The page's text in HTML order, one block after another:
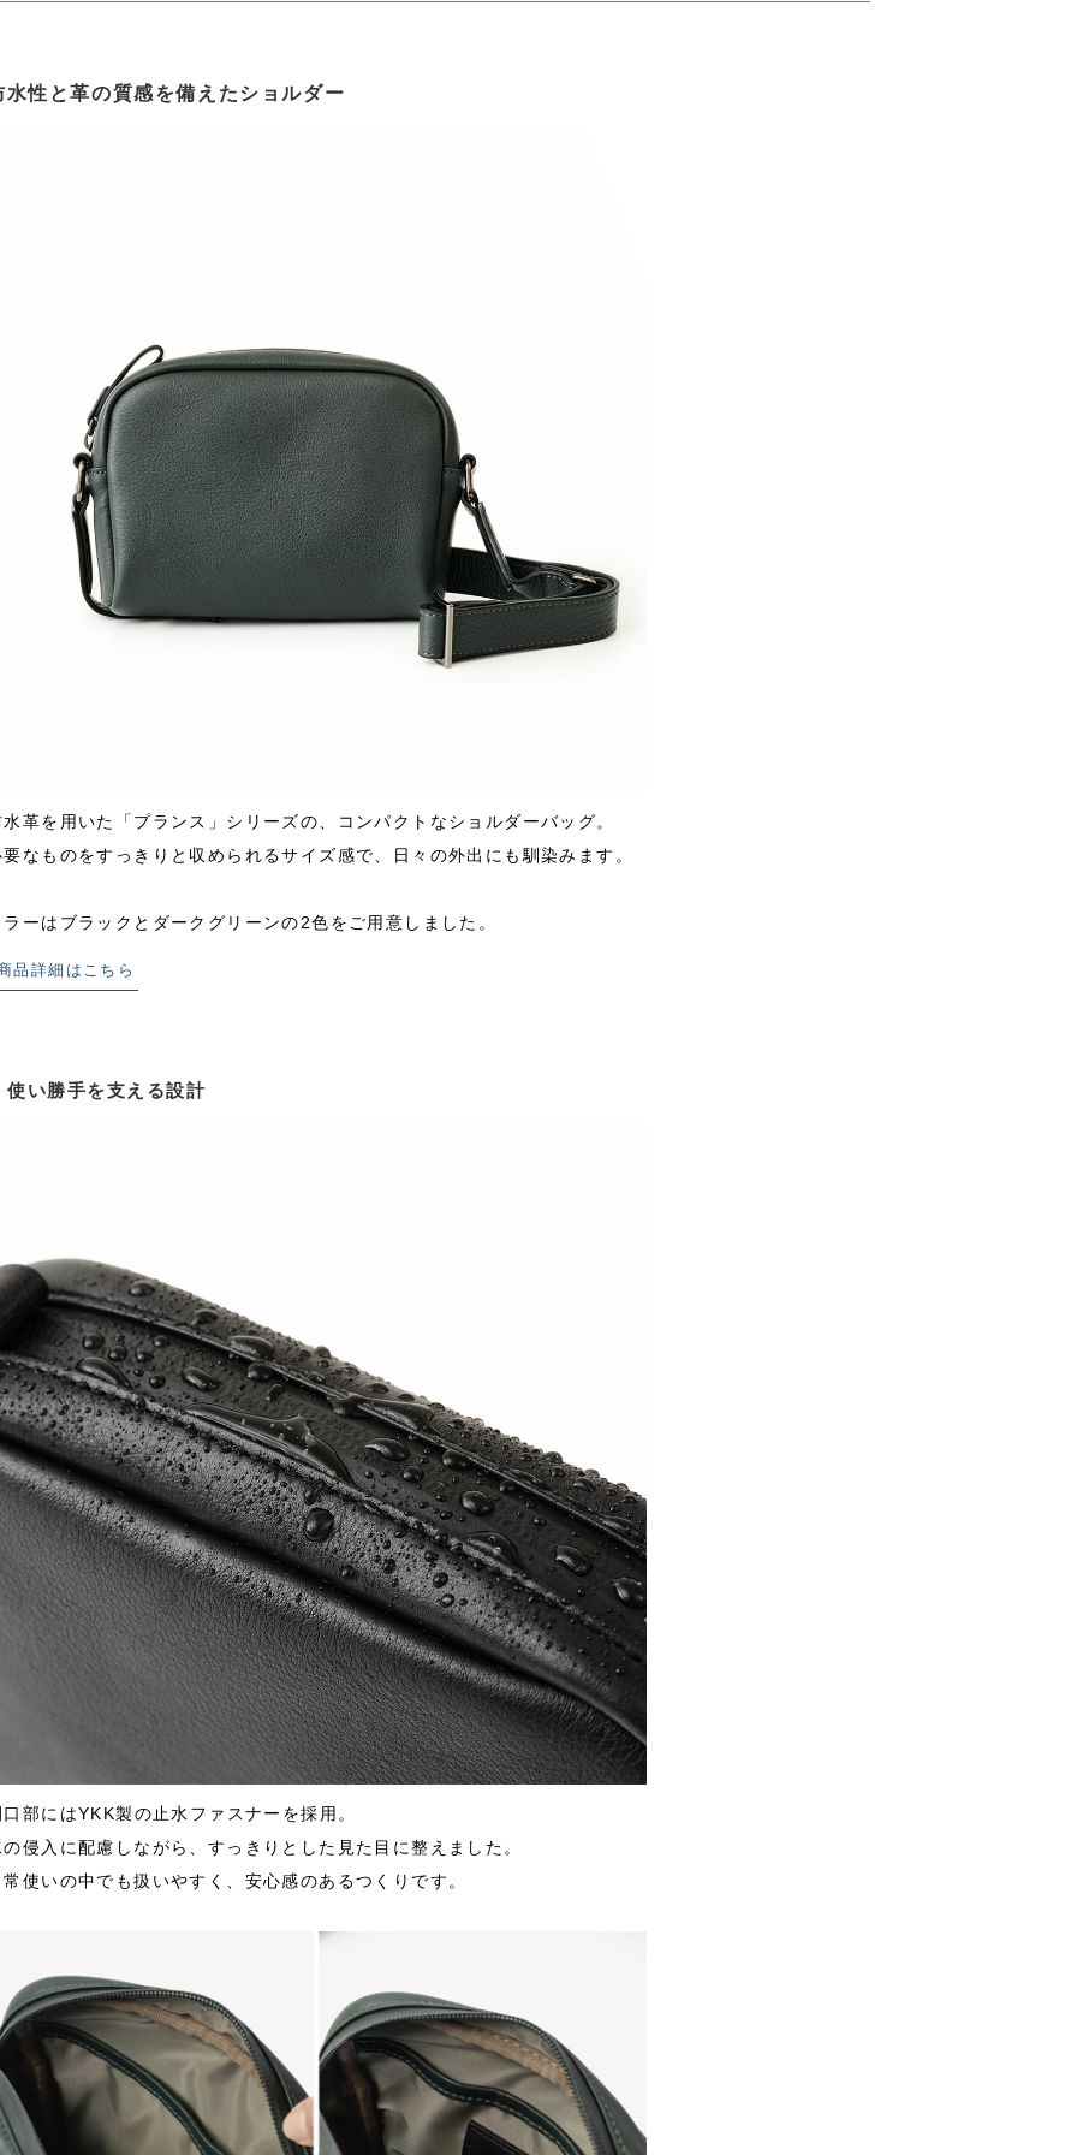
水性と革の質感を備えたショルダー
水革を用いた「プランス」シリーズの、コンパクトなショルダーバッグ。
要なものをすっきりと収められるサイズ感で、日々の外出にも馴染みます。
ラーはブラックとダークグリーンの2色をご用意しました。
品詳細はこちら
使い勝手を支える設計
口部にはYKK製の止水ファスナーを採用。
の侵入に配慮しながら、すっきりとした見た目に整えました。
常使いの中でも扱いやすく、安心感のあるつくりです。